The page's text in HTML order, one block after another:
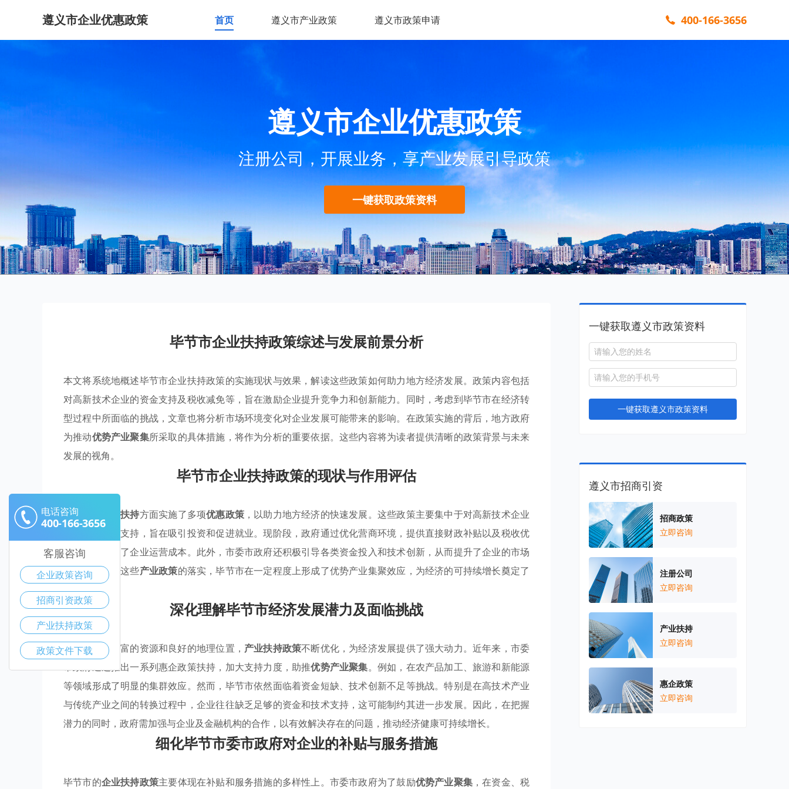
遵义市企业优惠政策 首页 遵义市产业政策 遵义市政策申请 400-166-3656
遵义市企业优惠政策
注册公司，开展业务，享产业发展引导政策
一键获取政策资料
毕节市企业扶持政策综述与发展前景分析
本文将系统地概述毕节市企业扶持政策的实施现状与效果，解读这些政策如何助力地方经济发展。政策内容包括
对高新技术企业的资金支持及税收减免等，旨在激励企业提升竞争力和创新能力。同时，考虑到毕节市在经济转
型过程中所面临的挑战，文章也将分析市场环境变化对企业发展可能带来的影响。在政策实施的背后，地方政府
为推动优势产业聚集所采取的具体措施，将作为分析的重要依据。这些内容将为读者提供清晰的政策背景与未来
发展的视角。
毕节市企业扶持政策的现状与作用评估
毕节市在 产业扶持方面实施了多项优惠政策 ，以助力地方经济的快速发展。这些政策主要集中于对高新技术企业
和传统产业的支持，旨在吸引投资和促进就业。现阶段，政府通过优化营商环境，提供直接财政补贴以及税收优
惠，有效降低了企业运营成本。此外，市委市政府还积极引导各类资金投入和技术创新，从而提升了企业的市场
竞争力。随着这些产业政策的落实，毕节市在一定程度上形成了优势产业集聚效应，为经济的可持续增长奠定了
基础。
深化理解毕节市经济发展潜力及面临挑战
毕节市拥有丰富的资源和良好的地理位置， 产业扶持政策不断优化，为经济发展提供了强大动力。近年来，市委
市政府通过推出一系列惠企政策扶持，加大支持力度，助推优势产业聚集。例如，在农产品加工、旅游和新能源
等领域形成了明显的集群效应。然而，毕节市依然面临着资金短缺、技术创新不足等挑战。特别是在高技术产业
与传统产业之间的转换过程中，企业往往缺乏足够的资金和技术支持，这可能制约其进一步发展。因此，在把握
潜力的同时，政府需加强与企业及金融机构的合作，以有效解决存在的问题，推动经济健康可持续增长。
细化毕节市委市政府对企业的补贴与服务措施
毕节市的企业扶持政策主要体现在补贴和服务措施的多样性上。市委市政府为了鼓励优势产业聚集，在资金、税
一键获取遵义市政策资料
一键获取遵义市政策资料
遵义市招商引资
招商政策
立即咨询
注册公司
立即咨询
产业扶持
立即咨询
惠企政策
立即咨询
电话咨询
400-166-3656
客服咨询
企业政策咨询
招商引资政策
产业扶持政策
政策文件下载